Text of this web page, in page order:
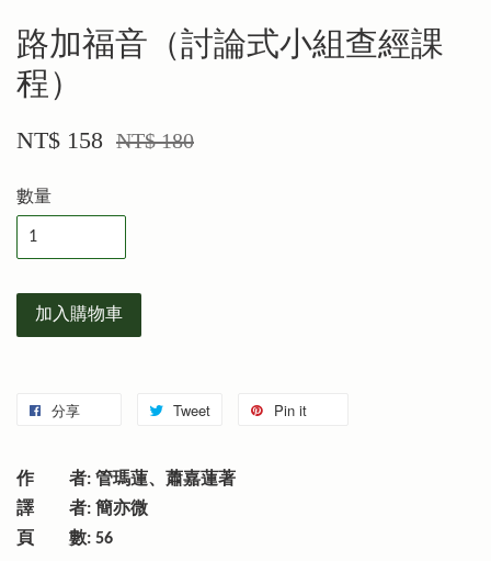
路加福音（討論式小組查經課
程）
NT$ 158 NT$ 180
數量
加入購物車
分享 Tweet Pin it
作 者: 管瑪蓮、蕭嘉蓮著
譯 者: 簡亦微
頁 數: 56